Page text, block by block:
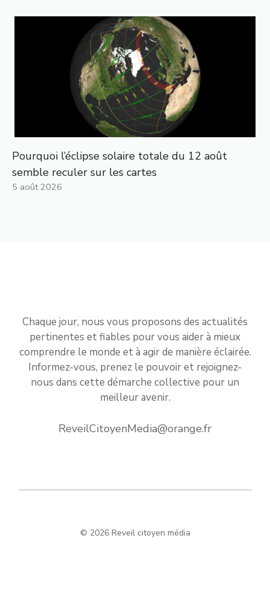
Pourquoi l’éclipse solaire totale du 12 août
semble reculer sur les cartes
5 août 2026
Chaque jour, nous vous proposons des actualités
pertinentes et fiables pour vous aider à mieux
comprendre le monde et à agir de manière éclairée.
Informez-vous, prenez le pouvoir et rejoignez-
nous dans cette démarche collective pour un
meilleur avenir.
ReveilCitoyenMedia@orange.fr
© 2026 Reveil citoyen média